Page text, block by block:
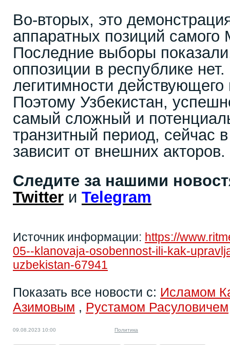
Во-вторых, это
аппаратных позиций самого
Последние выборы
оппозиции в республике
легитимности
Поэтому Узбекистан,
самый сложный и
транзитный период, сейчас
зависит от внешних акторов.
Следите за нашими
Twitter и Telegram
Источник информации: https://
05--klanovaja-osobennost-ili-kak-
uzbekistan-67941
Показать все новости с: Исламом
Азимовым , Рустамом Расуловичем
09.08.2023 10:00 Политика